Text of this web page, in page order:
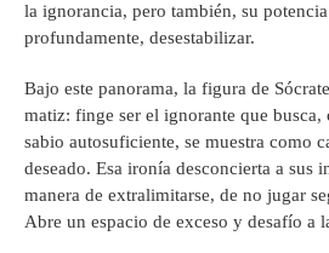
la ignorancia, pero también, su
profundamente, desestabilizar.
Bajo este panorama, la figura de
matiz: finge ser el ignorante que busca,
sabio autosuficiente, se muestra como
deseado. Esa ironía desconcierta a sus
manera de extralimitarse, de no jugar
Abre un espacio de exceso y desafío a